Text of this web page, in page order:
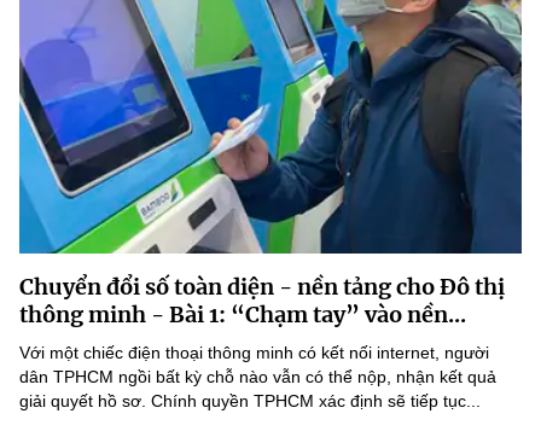
Chuyển đổi số toàn diện - nền tảng cho Đô thị
thông minh - Bài 1: “Chạm tay” vào nền...
Với một chiếc điện thoại thông minh có kết nối internet, người
dân TPHCM ngồi bất kỳ chỗ nào vẫn có thể nộp, nhận kết quả
giải quyết hồ sơ. Chính quyền TPHCM xác định sẽ tiếp tục...